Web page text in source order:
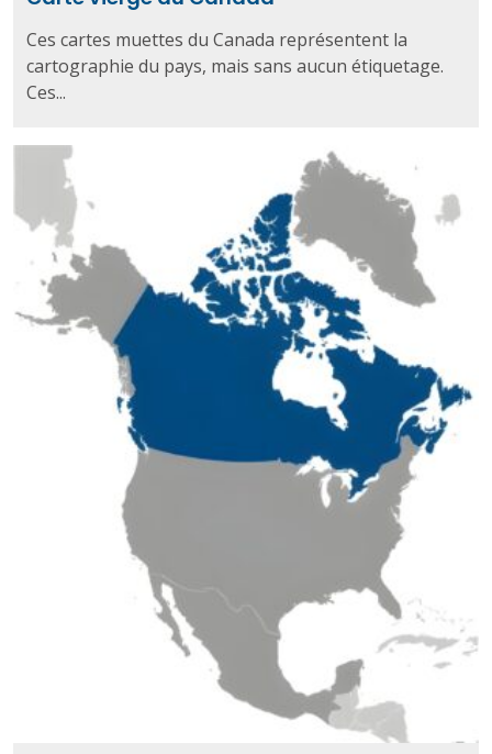
Ces cartes muettes du Canada représentent la
cartographie du pays, mais sans aucun étiquetage.
Ces...